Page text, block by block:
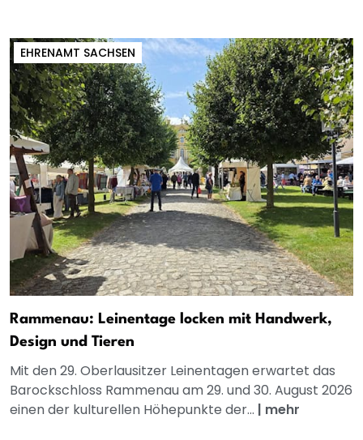
EHRENAMT SACHSEN
Rammenau: Leinentage locken mit Handwerk,
Design und Tieren
Mit den 29. Oberlausitzer Leinentagen erwartet das
Barockschloss Rammenau am 29. und 30. August 2026
einen der kulturellen Höhepunkte der... | mehr